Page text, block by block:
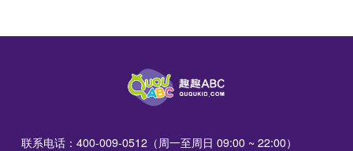
联系电话：400-009-0512（周一至周日 09:00 ~ 22:00）